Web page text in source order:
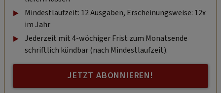
Mindestlaufzeit: 12 Ausgaben, Erscheinungsweise: 12x
im Jahr
Jederzeit mit 4-wöchiger Frist zum Monatsende
schriftlich kündbar (nach Mindestlaufzeit).
JETZT ABONNIEREN!